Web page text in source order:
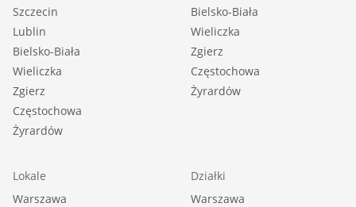
Szczecin
Lublin
Bielsko-Biała
Wieliczka
Zgierz
Częstochowa
Żyrardów
Bielsko-Biała
Wieliczka
Zgierz
Częstochowa
Żyrardów
Lokale
Warszawa
Działki
Warszawa